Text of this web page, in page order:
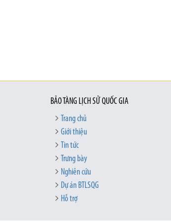
BẢO TÀNG LỊCH SỬ QUỐC GIA
Trang chủ
Giới thiệu
Tin tức
Trưng bày
Nghiên cứu
Dự án BTLSQG
Hỗ trợ